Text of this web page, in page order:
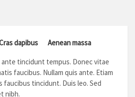
dapibus Aenean massa
ante tincidunt tempus. Donec vitae
faucibus. Nullam quis ante. Etiam
faucibus tincidunt. Duis leo. Sed
nibh.